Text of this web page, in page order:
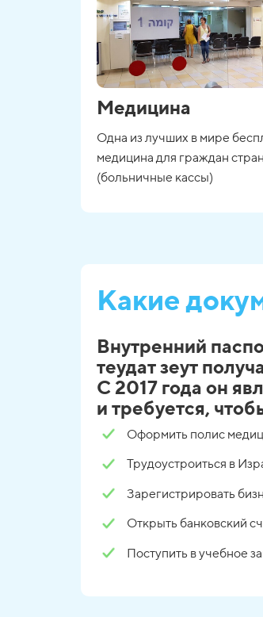
Медицина
Одна из лучших в мире
медицина для граждан
(больничные кассы)
Какие
Внутренний
теудат зеут
С 2017 года он
и требуется,
Оформить полис
Трудоустроиться в
Зарегистрировать
Открыть банковский
Поступить в учебное